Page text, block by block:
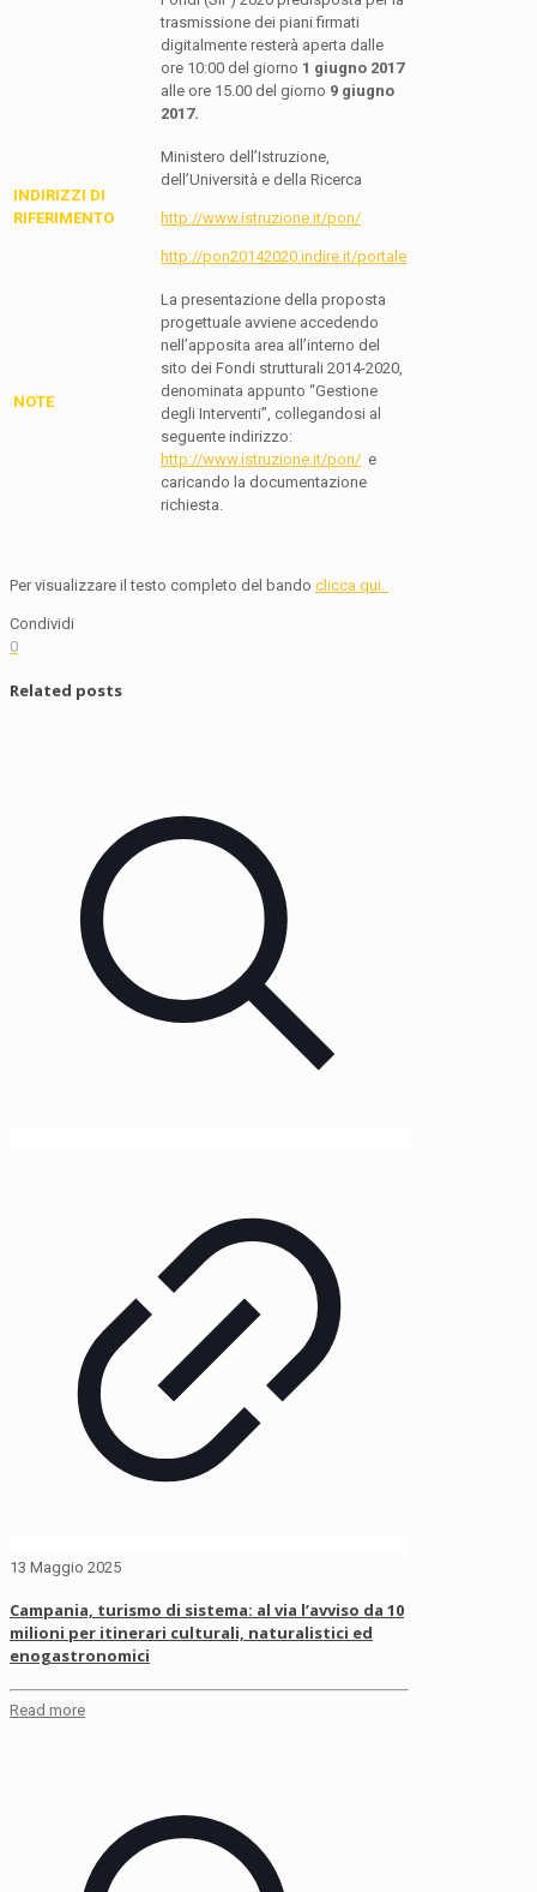
trasmissione dei piani firmati
digitalmente resterà aperta dalle
ore 10:00 del giorno 1 giugno 2017
alle ore 15.00 del giorno 9 giugno
2017.
INDIRIZZI DI
RIFERIMENTO
Ministero dell’Istruzione,
dell’Università e della Ricerca
http://www.istruzione.it/pon/
http://pon20142020.indire.it/portale
NOTE
La presentazione della proposta
progettuale avviene accedendo
nell’apposita area all’interno del
sito dei Fondi strutturali 2014-2020,
denominata appunto “Gestione
degli Interventi”, collegandosi al
seguente indirizzo:
http://www.istruzione.it/pon/ e
caricando la documentazione
richiesta.
Per visualizzare il testo completo del bando clicca qui.
Condividi
0
Related posts
13 Maggio 2025
Campania, turismo di sistema: al via l’avviso da 10
milioni per itinerari culturali, naturalistici ed
enogastronomici
Read more